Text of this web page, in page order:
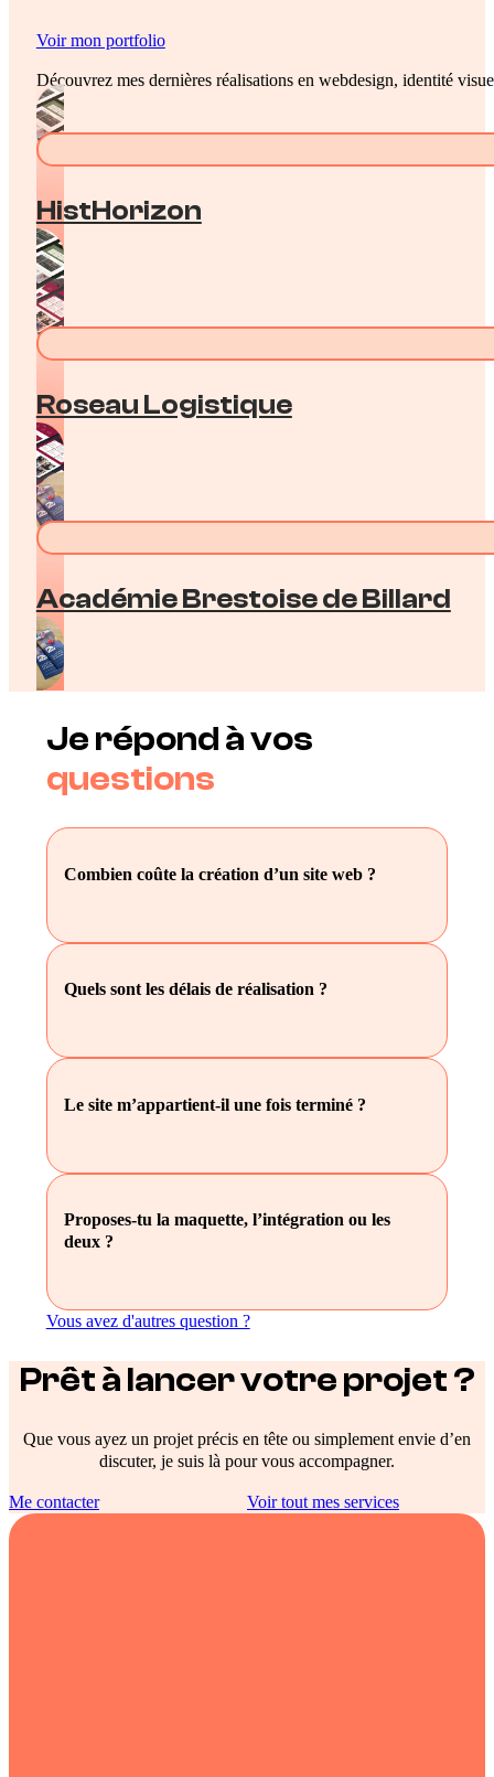
Voir mon portfolio
Découvrez mes dernières réalisations en webdesign, identité
HistHorizon
Roseau Logistique
Académie Brestoise de Billard
Je répond à vos
questions
Combien coûte la création d’un site web ?
Quels sont les délais de réalisation ?
Le site m’appartient-il une fois terminé ?
Proposes-tu la maquette, l’intégration ou les
deux ?
Vous avez d'autres question ?
Prêt à lancer votre projet ?
Que vous ayez un projet précis en tête ou simplement envie d’en
discuter, je suis là pour vous accompagner.
Me contacter Voir tout mes services